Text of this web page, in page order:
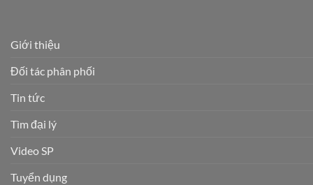
Giới thiệu
Đối tác phân phối
Tin tức
Tìm đại lý
Video SP
Tuyển dụng